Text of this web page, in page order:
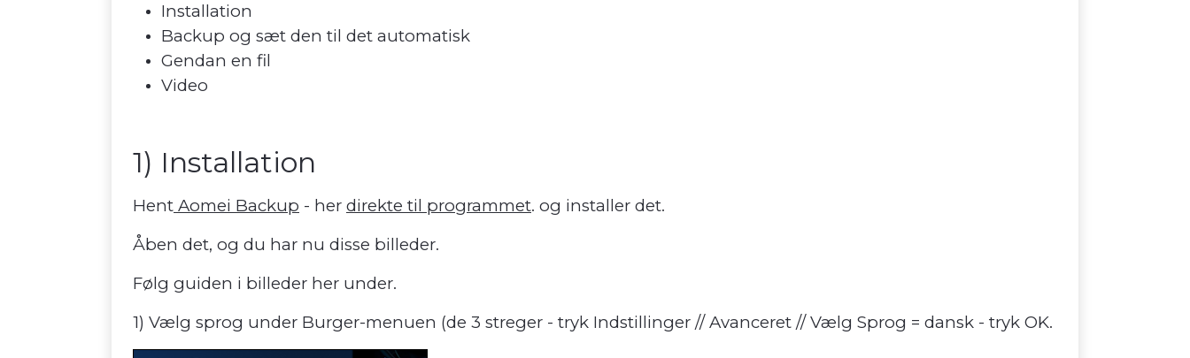
Installation
Backup og sæt den til det automatisk
Gendan en fil
Video
1) Installation
Hent Aomei Backup - her direkte til programmet. og installer det.
Åben det, og du har nu disse billeder.
Følg guiden i billeder her under.
1) Vælg sprog under Burger-menuen (de 3 streger - tryk Indstillinger // Avanceret // Vælg Sprog = dansk - tryk OK.